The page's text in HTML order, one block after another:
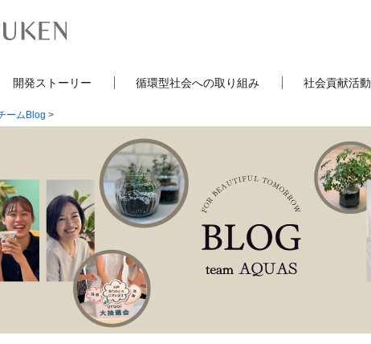
開発ストーリー 循環型社会への取り組み 社会貢献活動
ームBlog >